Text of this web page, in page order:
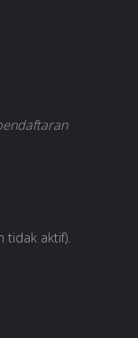
tidak aktif).